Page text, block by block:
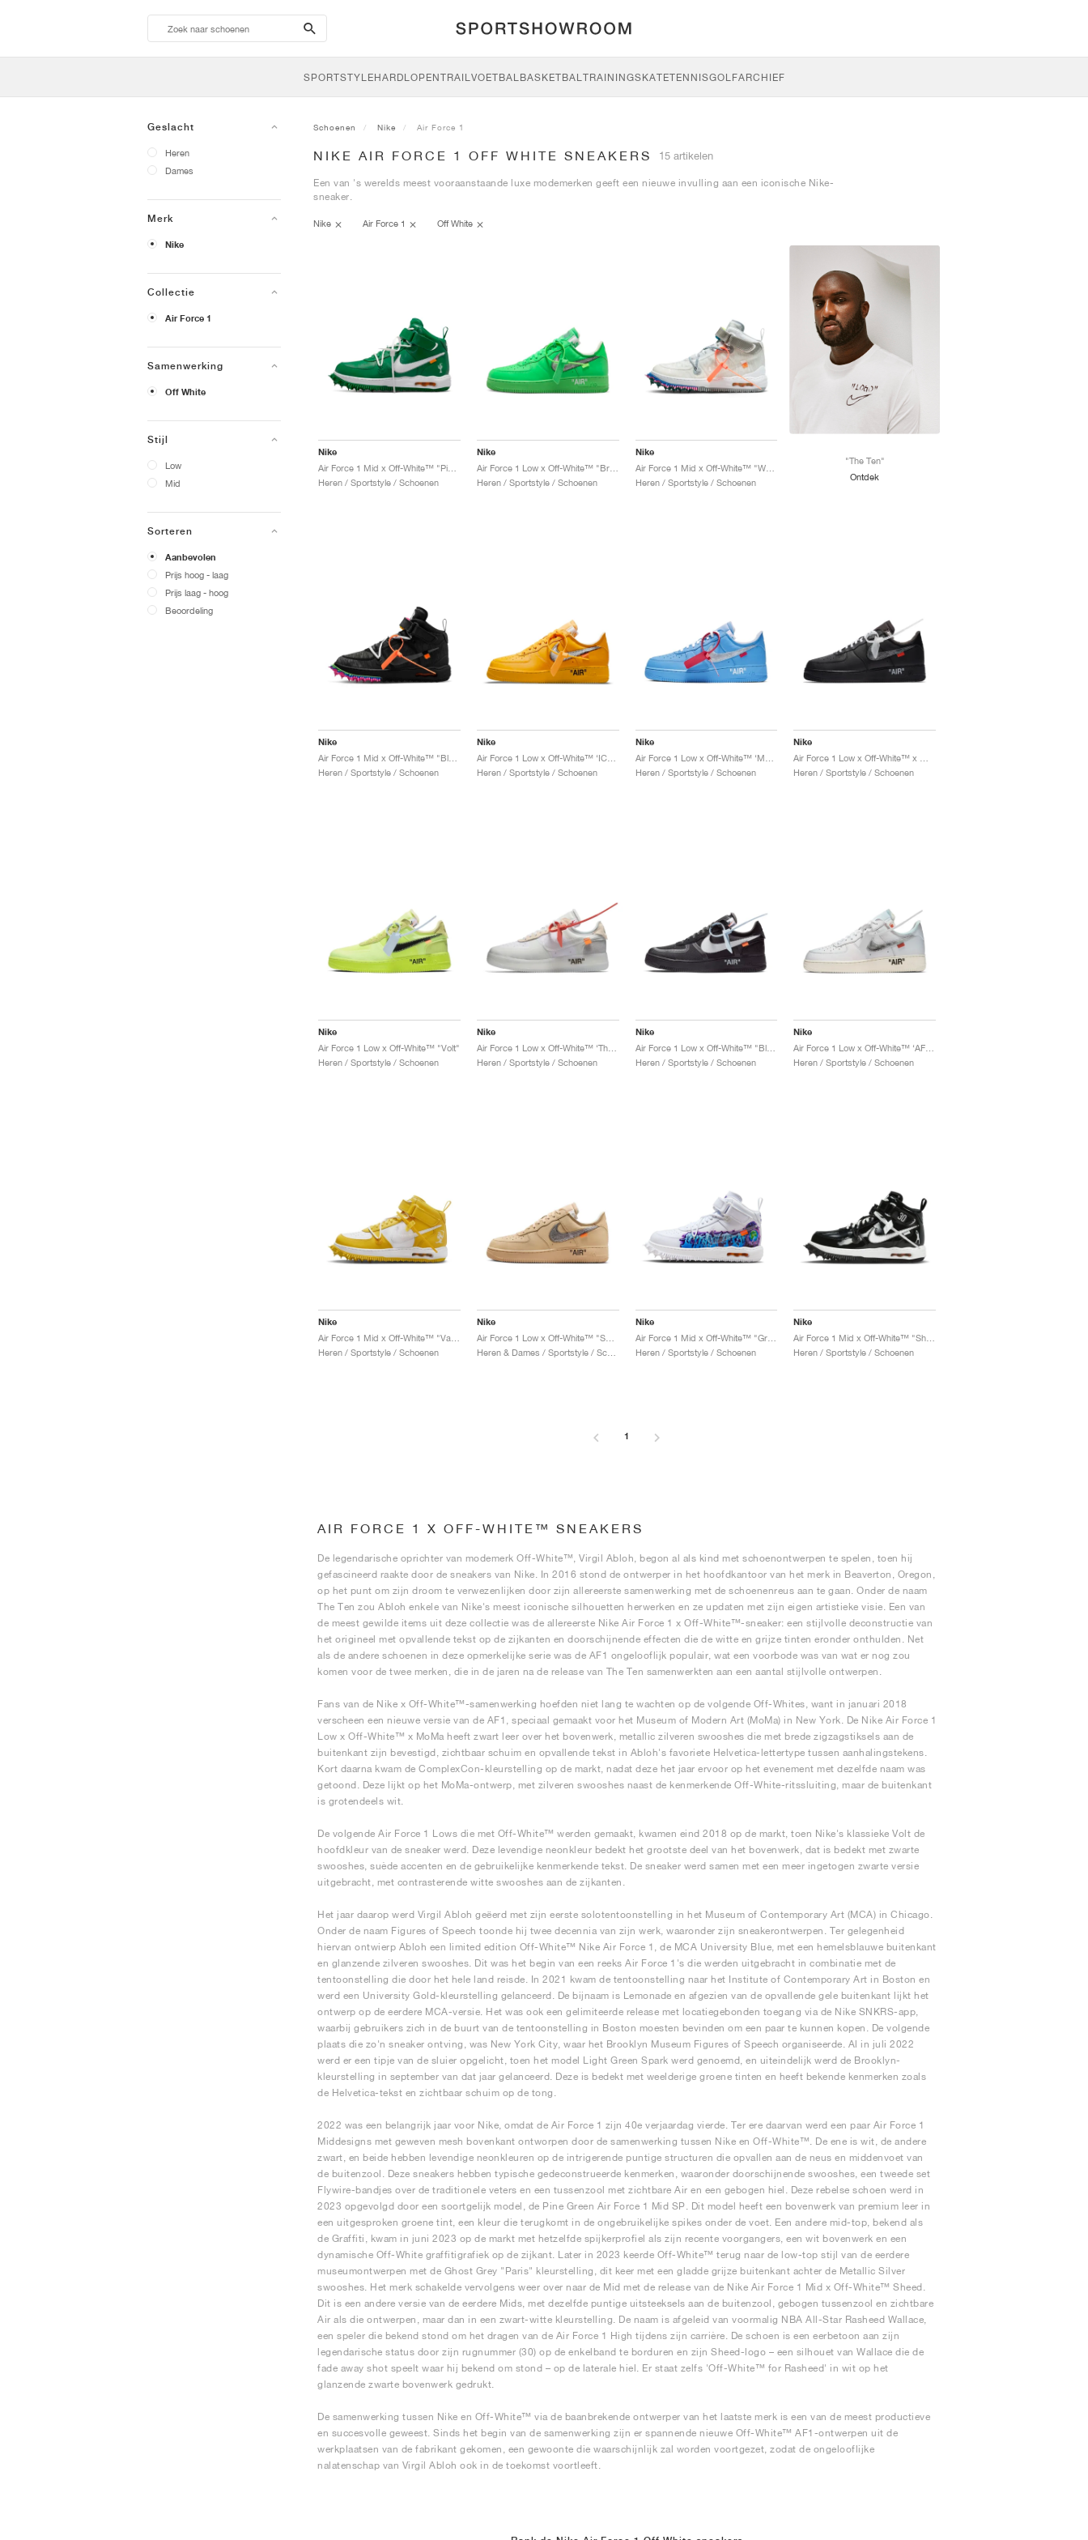
search-
btn
SPORTSTYLEHARDLOPENTRAILVOETBALBASKETBALTRAININGSKATETENNISGOLFARCHIEF
Geslacht
Heren
Dames
Merk
Nike
Collectie
Air Force 1
Samenwerking
Off White
Stijl
Low
Mid
Sorteren
Aanbevolen
Prijs hoog - laag
Prijs laag - hoog
Beoordeling
Schoenen Nike Air Force 1
NIKE AIR FORCE 1 OFF WHITE SNEAKERS 15 artikelen
Een van 's werelds meest vooraanstaande luxe modemerken geeft een nieuwe invulling aan een iconische Nike-
sneaker.
Nike Air Force 1 Off White
"The Ten"
Ontdek
Nike
Heren / Sportstyle / Schoenen
Nike
Air Force 1 Low x Off-White™ "Brooklyn"
Heren / Sportstyle / Schoenen
Nike
Air Force 1 Mid x Off-White™ "White"
Heren / Sportstyle / Schoenen
Nike
Heren / Sportstyle / Schoenen
Nike
Air Force 1 Low x Off-White™ ‘ICA’ "University Gold"
Heren / Sportstyle / Schoenen
Nike
Heren / Sportstyle / Schoenen
Nike
Heren / Sportstyle / Schoenen
Nike
Air Force 1 Low x Off-White™ "Volt"
Heren / Sportstyle / Schoenen
Nike
Air Force 1 Low x Off-White™ ‘The Ten’ "White"
Heren / Sportstyle / Schoenen
Nike
Air Force 1 Low x Off-White™ "Black"
Heren / Sportstyle / Schoenen
Nike
Heren / Sportstyle / Schoenen
Nike
Heren / Sportstyle / Schoenen
Nike
Air Force 1 Low x Off-White™ "Sesame"
Heren & Dames / Sportstyle / Schoenen
Nike
Air Force 1 Mid x Off-White™ "Graffiti"
Heren / Sportstyle / Schoenen
Nike
Heren / Sportstyle / Schoenen
1
AIR FORCE 1 X OFF-WHITE™ SNEAKERS
De legendarische oprichter van modemerk Off-White™, Virgil Abloh, begon al als kind met schoenontwerpen te spelen, toen hij
gefascineerd raakte door de sneakers van Nike. In 2016 stond de ontwerper in het hoofdkantoor van het merk in Beaverton, Oregon,
op het punt om zijn droom te verwezenlijken door zijn allereerste samenwerking met de schoenenreus aan te gaan. Onder de naam
The Ten zou Abloh enkele van Nike's meest iconische silhouetten herwerken en ze updaten met zijn eigen artistieke visie. Een van
de meest gewilde items uit deze collectie was de allereerste Nike Air Force 1 x Off-White™-sneaker: een stijlvolle deconstructie van
het origineel met opvallende tekst op de zijkanten en doorschijnende effecten die de witte en grijze tinten eronder onthulden. Net
als de andere schoenen in deze opmerkelijke serie was de AF1 ongelooflijk populair, wat een voorbode was van wat er nog zou
komen voor de twee merken, die in de jaren na de release van The Ten samenwerkten aan een aantal stijlvolle ontwerpen.
Fans van de Nike x Off-White™-samenwerking hoefden niet lang te wachten op de volgende Off-Whites, want in januari 2018
verscheen een nieuwe versie van de AF1, speciaal gemaakt voor het Museum of Modern Art (MoMa) in New York. De Nike Air Force 1
Low x Off-White™ x MoMa heeft zwart leer over het bovenwerk, metallic zilveren swooshes die met brede zigzagstiksels aan de
buitenkant zijn bevestigd, zichtbaar schuim en opvallende tekst in Abloh's favoriete Helvetica-lettertype tussen aanhalingstekens.
Kort daarna kwam de ComplexCon-kleurstelling op de markt, nadat deze het jaar ervoor op het evenement met dezelfde naam was
getoond. Deze lijkt op het MoMa-ontwerp, met zilveren swooshes naast de kenmerkende Off-White-ritssluiting, maar de buitenkant
is grotendeels wit.
De volgende Air Force 1 Lows die met Off-White™ werden gemaakt, kwamen eind 2018 op de markt, toen Nike's klassieke Volt de
hoofdkleur van de sneaker werd. Deze levendige neonkleur bedekt het grootste deel van het bovenwerk, dat is bedekt met zwarte
swooshes, suède accenten en de gebruikelijke kenmerkende tekst. De sneaker werd samen met een meer ingetogen zwarte versie
uitgebracht, met contrasterende witte swooshes aan de zijkanten.
Het jaar daarop werd Virgil Abloh geëerd met zijn eerste solotentoonstelling in het Museum of Contemporary Art (MCA) in Chicago.
Onder de naam Figures of Speech toonde hij twee decennia van zijn werk, waaronder zijn sneakerontwerpen. Ter gelegenheid
hiervan ontwierp Abloh een limited edition Off-White™ Nike Air Force 1, de MCA University Blue, met een hemelsblauwe buitenkant
en glanzende zilveren swooshes. Dit was het begin van een reeks Air Force 1's die werden uitgebracht in combinatie met de
tentoonstelling die door het hele land reisde. In 2021 kwam de tentoonstelling naar het Institute of Contemporary Art in Boston en
werd een University Gold-kleurstelling gelanceerd. De bijnaam is Lemonade en afgezien van de opvallende gele buitenkant lijkt het
ontwerp op de eerdere MCA-versie. Het was ook een gelimiteerde release met locatiegebonden toegang via de Nike SNKRS-app,
waarbij gebruikers zich in de buurt van de tentoonstelling in Boston moesten bevinden om een paar te kunnen kopen. De volgende
plaats die zo'n sneaker ontving, was New York City, waar het Brooklyn Museum Figures of Speech organiseerde. Al in juli 2022
werd er een tipje van de sluier opgelicht, toen het model Light Green Spark werd genoemd, en uiteindelijk werd de Brooklyn-
kleurstelling in september van dat jaar gelanceerd. Deze is bedekt met weelderige groene tinten en heeft bekende kenmerken zoals
de Helvetica-tekst en zichtbaar schuim op de tong.
2022 was een belangrijk jaar voor Nike, omdat de Air Force 1 zijn 40e verjaardag vierde. Ter ere daarvan werd een paar Air Force 1
Middesigns met geweven mesh bovenkant ontworpen door de samenwerking tussen Nike en Off-White™. De ene is wit, de andere
zwart, en beide hebben levendige neonkleuren op de intrigerende puntige structuren die opvallen aan de neus en middenvoet van
de buitenzool. Deze sneakers hebben typische gedeconstrueerde kenmerken, waaronder doorschijnende swooshes, een tweede set
Flywire-bandjes over de traditionele veters en een tussenzool met zichtbare Air en een gebogen hiel. Deze rebelse schoen werd in
2023 opgevolgd door een soortgelijk model, de Pine Green Air Force 1 Mid SP. Dit model heeft een bovenwerk van premium leer in
een uitgesproken groene tint, een kleur die terugkomt in de ongebruikelijke spikes onder de voet. Een andere mid-top, bekend als
de Graffiti, kwam in juni 2023 op de markt met hetzelfde spijkerprofiel als zijn recente voorgangers, een wit bovenwerk en een
dynamische Off-White graffitigrafiek op de zijkant. Later in 2023 keerde Off-White™ terug naar de low-top stijl van de eerdere
museumontwerpen met de Ghost Grey "Paris" kleurstelling, dit keer met een gladde grijze buitenkant achter de Metallic Silver
swooshes. Het merk schakelde vervolgens weer over naar de Mid met de release van de Nike Air Force 1 Mid x Off-White™ Sheed.
Dit is een andere versie van de eerdere Mids, met dezelfde puntige uitsteeksels aan de buitenzool, gebogen tussenzool en zichtbare
Air als die ontwerpen, maar dan in een zwart-witte kleurstelling. De naam is afgeleid van voormalig NBA All-Star Rasheed Wallace,
een speler die bekend stond om het dragen van de Air Force 1 High tijdens zijn carrière. De schoen is een eerbetoon aan zijn
legendarische status door zijn rugnummer (30) op de enkelband te borduren en zijn Sheed-logo – een silhouet van Wallace die de
fade away shot speelt waar hij bekend om stond – op de laterale hiel. Er staat zelfs 'Off-White™ for Rasheed' in wit op het
glanzende zwarte bovenwerk gedrukt.
De samenwerking tussen Nike en Off-White™ via de baanbrekende ontwerper van het laatste merk is een van de meest productieve
en succesvolle geweest. Sinds het begin van de samenwerking zijn er spannende nieuwe Off-White™ AF1-ontwerpen uit de
werkplaatsen van de fabrikant gekomen, een gewoonte die waarschijnlijk zal worden voortgezet, zodat de ongelooflijke
nalatenschap van Virgil Abloh ook in de toekomst voortleeft.